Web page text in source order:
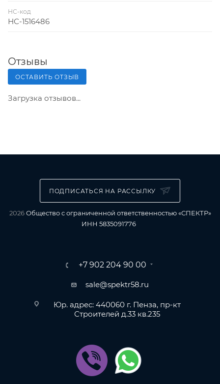
НС-код
НС-1516486
Отзывы
ОСТАВИТЬ ОТЗЫВ
Загрузка отзывов...
ПОДПИСАТЬСЯ НА РАССЫЛКУ
2026Общество с ограниченной ответственностью «СПЕКТР»
ИНН 5835091776
+7 902 204 90 00
sale@spektr58.ru
Юр. адрес: 440060 г. Пенза, пр-кт
Строителей д.33 кв.235